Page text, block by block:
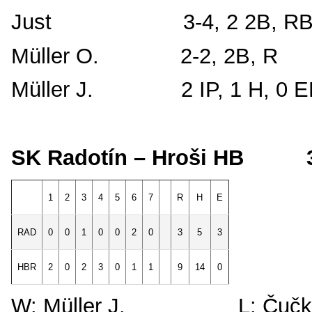
Just 3-4, 2 2B, RBI,
Müller O. 2-2, 2B, R
Müller J. 2 IP, 1 H, 0
SK Radotín – Hroši HB
1 2 3 4 5 6 7 R H E
RAD 0 0 1 0 0 2 0 3 5 3
HBR 2 0 2 3 0 1 1 9 14 0
W: Müller J. L: